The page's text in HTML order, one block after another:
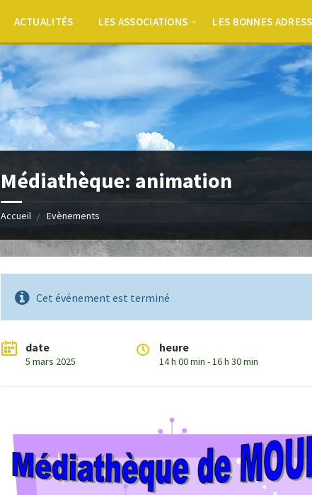
ACTUALITÉS LES ASSOCIATIONS LES BONNES
Médiathèque: animation
Accueil Evènements
Cet événement est terminé
date
5 mars 2025
heure
14 h 00 min - 16 h 30 min